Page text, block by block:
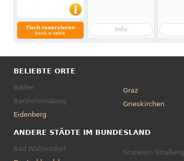
Tisch reservieren
book a table
Info
BELIEBTE ORTE
Baden
Bartholomäberg
Eidenberg
Graz
Grieskirchen
ANDERE STÄDTE IM BUNDESLAND
Bad Waltersdorf
Gratwein-